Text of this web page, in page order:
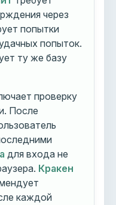
через
попытки
попыток.
ту же базу
проверку
После
для входа не
Кракен
каждой